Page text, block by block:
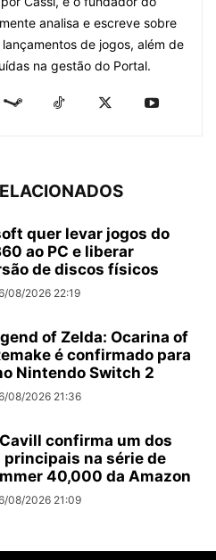
analisa e escreve sobre
de jogos, além de
na gestão do Portal.
quer levar jogos do
ao PC e liberar
de discos físicos
08/2026 22:19
of Zelda: Ocarina of
é confirmado para
Nintendo Switch 2
08/2026 21:36
confirma um dos
principais na série de
40,000 da Amazon
08/2026 21:09